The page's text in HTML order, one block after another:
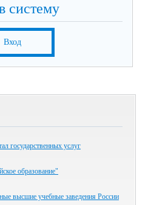
систему
Вход
государственных услуг
образование"
высшие учебные заведения России